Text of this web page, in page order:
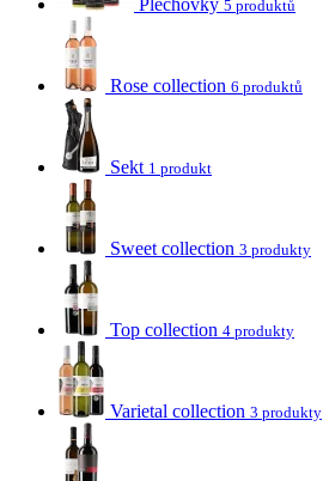
Plechovky 5 produktů
Rose collection 6 produktů
Sekt 1 produkt
Sweet collection 3 produkty
Top collection 4 produkty
Varietal collection 3 produkty